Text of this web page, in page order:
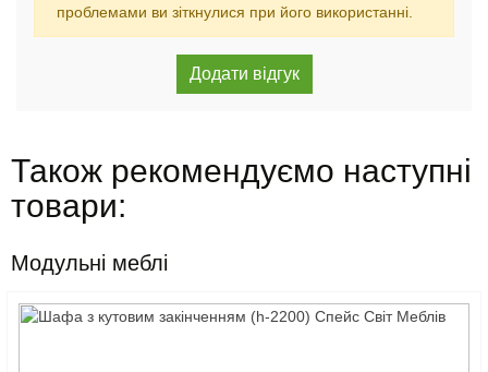
проблемами ви зіткнулися при його використанні.
Також рекомендуємо наступні
товари:
Модульні меблі